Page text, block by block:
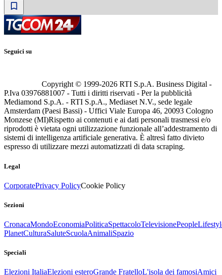
Seguici su
Copyright © 1999-2026 RTI S.p.A. Business Digital -
P.Iva 03976881007 - Tutti i diritti riservati - Per la pubblicità
Mediamond S.p.A. - RTI S.p.A., Mediaset N.V., sede legale
Amsterdam (Paesi Bassi) - Uffici Viale Europa 46, 20093 Cologno
Monzese (MI)Rispetto ai contenuti e ai dati personali trasmessi e/o
riprodotti è vietata ogni utilizzazione funzionale all’addestramento di
sistemi di intelligenza artificiale generativa. È altresì fatto divieto
espresso di utilizzare mezzi automatizzati di data scraping.
Legal
CorporatePrivacy PolicyCookie Policy
Sezioni
CronacaMondoEconomiaPoliticaSpettacoloTelevisionePeople
PlanetCulturaSaluteScuolaAnimaliSpazio
Speciali
Elezioni ItaliaElezioni esteroGrande FratelloL'isola dei famosiAmici